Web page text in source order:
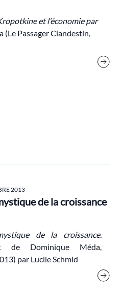
et l’économie par
(Le Passager Clandestin,
2013
de la croissance
de la croissance.
de Dominique Méda,
par Lucile Schmid